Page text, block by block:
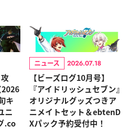
キ
ニ
.co
ニュース 2026.07.18
【ビーズログ10月号】
『アイドリッシュセブン』
オリジナルグッズつきア
ニメイトセット＆ebtenD
Xパック予約受付中！